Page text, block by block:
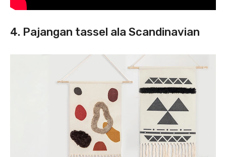
4. Pajangan tassel ala Scandinavian